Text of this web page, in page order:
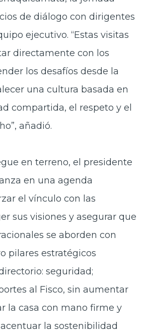
de diálogo con dirigentes
ejecutivo. “Estas visitas
directamente con los
los desafíos desde la
una cultura basada en
compartida, el respeto y el
añadió.
en terreno, el presidente
en una agenda
el vínculo con las
sus visiones y asegurar que
se aborden con
pilares estratégicos
seguridad;
al Fisco, sin aumentar
la casa con mano firme y
la sostenibilidad